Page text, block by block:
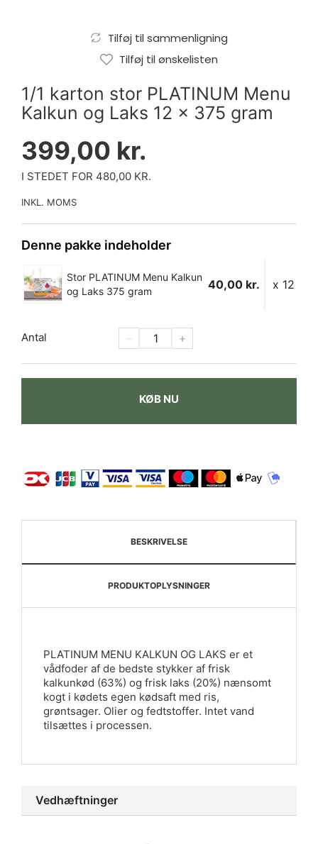
Tilføj til sammenligning
Tilføj til ønskelisten
1/1 karton stor PLATINUM Menu
Kalkun og Laks 12 x 375 gram
399,00 kr.
I STEDET FOR 480,00 KR.
INKL. MOMS
Denne pakke indeholder
Stor PLATINUM Menu Kalkun
og Laks 375 gram
40,00 kr. x 12
Antal
KØB NU
BESKRIVELSE
PRODUKTOPLYSNINGER
PLATINUM MENU KALKUN OG LAKS er et
vådfoder af de bedste stykker af frisk
kalkunkød (63%) og frisk laks (20%) nænsomt
kogt i kødets egen kødsaft med ris,
grøntsager. Olier og fedtstoffer. Intet vand
tilsættes i processen.
Vedhæftninger